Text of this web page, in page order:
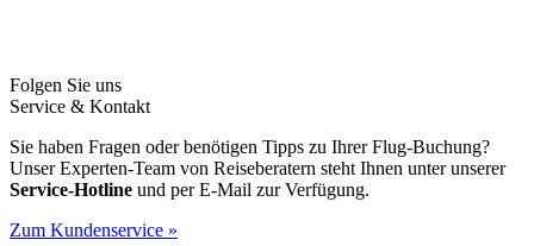
Folgen Sie uns
Service & Kontakt
Sie haben Fragen oder benötigen Tipps zu Ihrer Flug-Buchung?
Unser Experten-Team von Reiseberatern steht Ihnen unter unserer
Service-Hotline und per E-Mail zur Verfügung.
Zum Kundenservice »